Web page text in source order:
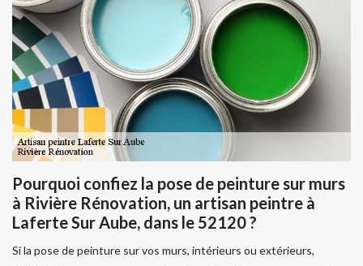
Pourquoi confiez la pose de peinture sur murs
à Rivière Rénovation, un artisan peintre à
Laferte Sur Aube, dans le 52120 ?
Si la pose de peinture sur vos murs, intérieurs ou extérieurs,